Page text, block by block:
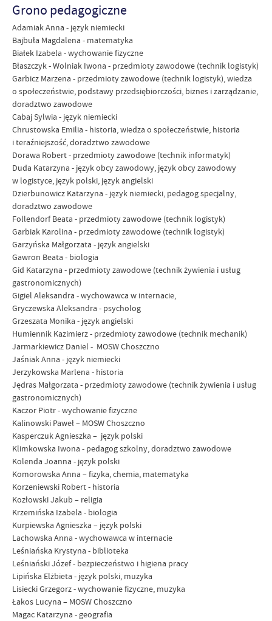
Grono pedagogiczne
Adamiak Anna - język niemiecki
Bajbuła Magdalena - matematyka
Białek Izabela - wychowanie fizyczne
Błaszczyk - Wolniak Iwona - przedmioty zawodowe (technik logistyk)
Garbicz Marzena - przedmioty zawodowe (technik logistyk), wiedza
o społeczeństwie, podstawy przedsiębiorczości, biznes i zarządzanie,
doradztwo zawodowe
Cabaj Sylwia - język niemiecki
Chrustowska Emilia - historia, wiedza o społeczeństwie, historia
i teraźniejszość, doradztwo zawodowe
Dorawa Robert - przedmioty zawodowe (technik informatyk)
Duda Katarzyna - język obcy zawodowy, język obcy zawodowy
w logistyce, język polski, język angielski
Dzierbunowicz Katarzyna - język niemiecki, pedagog specjalny,
doradztwo zawodowe
Follendorf Beata - przedmioty zawodowe (technik logistyk)
Garbiak Karolina - przedmioty zawodowe (technik logistyk)
Garzyńska Małgorzata - język angielski
Gawron Beata - biologia
Gid Katarzyna - przedmioty zawodowe (technik żywienia i usług
gastronomicznych)
Gigiel Aleksandra - wychowawca w internacie,
Gryczewska Aleksandra - psycholog
Grzeszata Monika - język angielski
Humiennik Kazimierz - przedmioty zawodowe (technik mechanik)
Jarmarkiewicz Daniel - MOSW Choszczno
Jaśniak Anna - język niemiecki
Jerzykowska Marlena - historia
Jędras Małgorzata - przedmioty zawodowe (technik żywienia i usług
gastronomicznych)
Kaczor Piotr - wychowanie fizyczne
Kalinowski Paweł – MOSW Choszczno
Kasperczuk Agnieszka – język polski
Klimkowska Iwona - pedagog szkolny, doradztwo zawodowe
Kolenda Joanna - język polski
Komorowska Anna – fizyka, chemia, matematyka
Korzeniewski Robert - historia
Kozłowski Jakub – religia
Krzemińska Izabela - biologia
Kurpiewska Agnieszka – język polski
Lachowska Anna - wychowawca w internacie
Leśniańska Krystyna - biblioteka
Leśniański Józef - bezpieczeństwo i higiena pracy
Lipińska Elżbieta - język polski, muzyka
Lisiecki Grzegorz - wychowanie fizyczne, muzyka
Łakos Lucyna – MOSW Choszczno
Magac Katarzyna - geografia